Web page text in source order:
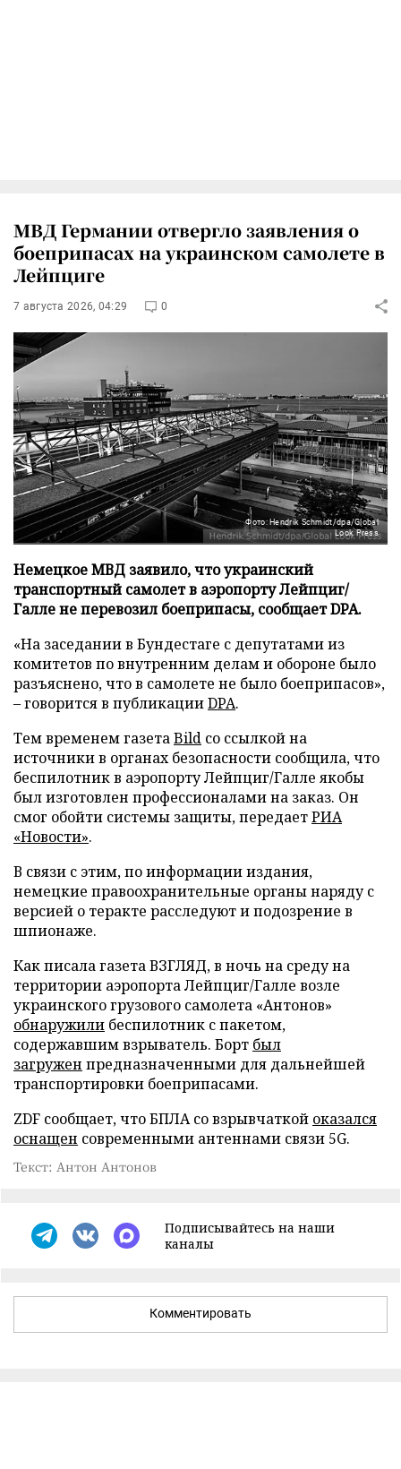
МВД Германии отвергло заявления о
боеприпасах на украинском самолете в
Лейпциге
7 августа 2026, 04:29 0
Фото: Hendrik Schmidt/dpa/Global
Look Press
Немецкое МВД заявило, что украинский
транспортный самолет в аэропорту Лейпциг/
Галле не перевозил боеприпасы, сообщает DPA.
«На заседании в Бундестаге с депутатами из
комитетов по внутренним делам и обороне было
разъяснено, что в самолете не было боеприпасов»,
– говорится в публикацииDPA.
Тем временем газетаBild со ссылкой на
источники в органах безопасности сообщила, что
беспилотник в аэропорту Лейпциг/Галле якобы
был изготовлен профессионалами на заказ. Он
смог обойти системы защиты, передаетРИА
«Новости».
В связи с этим, по информации издания,
немецкие правоохранительные органы наряду с
версией о теракте расследуют и подозрение в
шпионаже.
Как писала газета ВЗГЛЯД, в ночь на среду на
территории аэропорта Лейпциг/Галле возле
украинского грузового самолета «Антонов»
обнаружили беспилотник с пакетом,
содержавшим взрыватель. Борт был
загружен предназначенными для дальнейшей
транспортировки боеприпасами.
ZDF сообщает, что БПЛА со взрывчаткой оказался
оснащен современными антеннами связи 5G.
Текст: Антон Антонов
Подписывайтесь на наши
каналы
Комментировать